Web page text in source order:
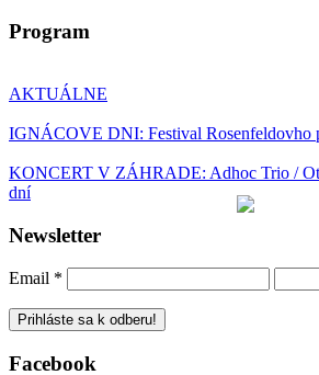
Program
AKTUÁLNE
IGNÁCOVE DNI: Festival Rosenfeldovho
KONCERT V ZÁHRADE: Adhoc Trio /
dní
Newsletter
Email *
Facebook